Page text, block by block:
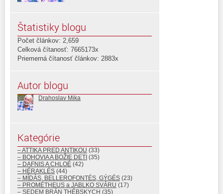
Štatistiky blogu
Počet článkov: 2,659
Celková čítanosť: 7665173x
Priemerná čítanosť článkov: 2883x
Autor blogu
Drahoslav Mika
Kategórie
– ATTIKA PRED ANTIKOU (33)
– BOHOVIA A BOŽIE DETI (35)
– DAFNIS A CHLOÉ (42)
– HÉRAKLÉS (44)
– MÍDÁS, BELLEROFONTÉS, GÝGÉS (23)
– PROMÉTHEUS a JABLKO SVÁRU (17)
– SEDEM BRÁN THÉBSKYCH (35)